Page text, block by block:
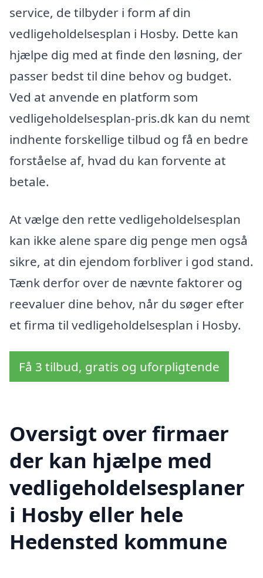
service, de tilbyder i form af din
vedligeholdelsesplan i Hosby. Dette kan
hjælpe dig med at finde den løsning, der
passer bedst til dine behov og budget.
Ved at anvende en platform som
vedligeholdelsesplan-pris.dk kan du nemt
indhente forskellige tilbud og få en bedre
forståelse af, hvad du kan forvente at
betale.
At vælge den rette vedligeholdelsesplan
kan ikke alene spare dig penge men også
sikre, at din ejendom forbliver i god stand.
Tænk derfor over de nævnte faktorer og
reevaluer dine behov, når du søger efter
et firma til vedligeholdelsesplan i Hosby.
Få 3 tilbud, gratis og uforpligtende
Oversigt over firmaer
der kan hjælpe med
vedligeholdelsesplaner
i Hosby eller hele
Hedensted kommune